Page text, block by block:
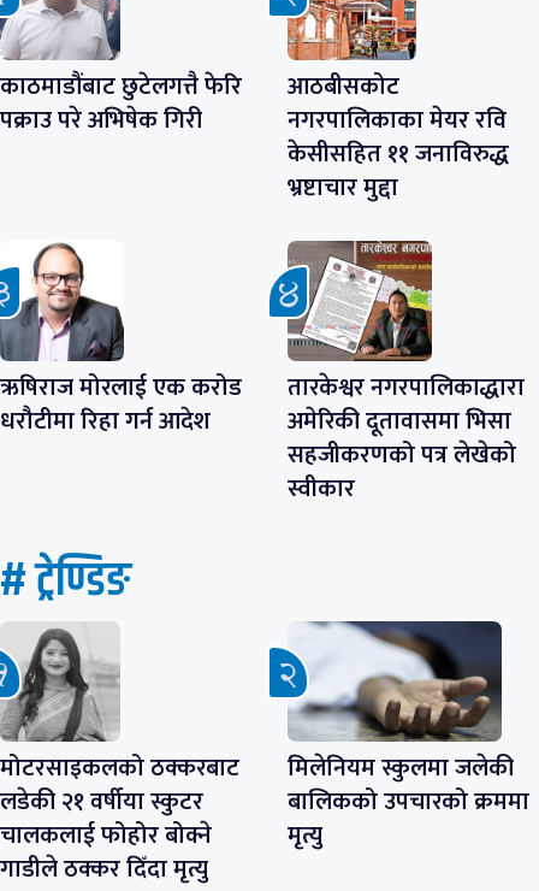
काठमाडौंबाट छुटेलगत्तै फेरि
पक्राउ परे अभिषेक गिरी
आठबीसकोट
नगरपालिकाका मेयर रवि
केसीसहित ११ जनाविरुद्ध
भ्रष्टाचार मुद्दा
ऋषिराज मोरलाई एक करोड
धरौटीमा रिहा गर्न आदेश
तारकेश्वर नगरपालिकाद्धारा
अमेरिकी दूतावासमा भिसा
सहजीकरणको पत्र लेखेको
स्वीकार
# ट्रेण्डिङ
मोटरसाइकलको ठक्करबाट
लडेकी २१ वर्षीया स्कुटर
चालकलाई फोहोर बोक्ने
गाडीले ठक्कर दिँदा मृत्यु
मिलेनियम स्कुलमा जलेकी
बालिकको उपचारको क्रममा
मृत्यु